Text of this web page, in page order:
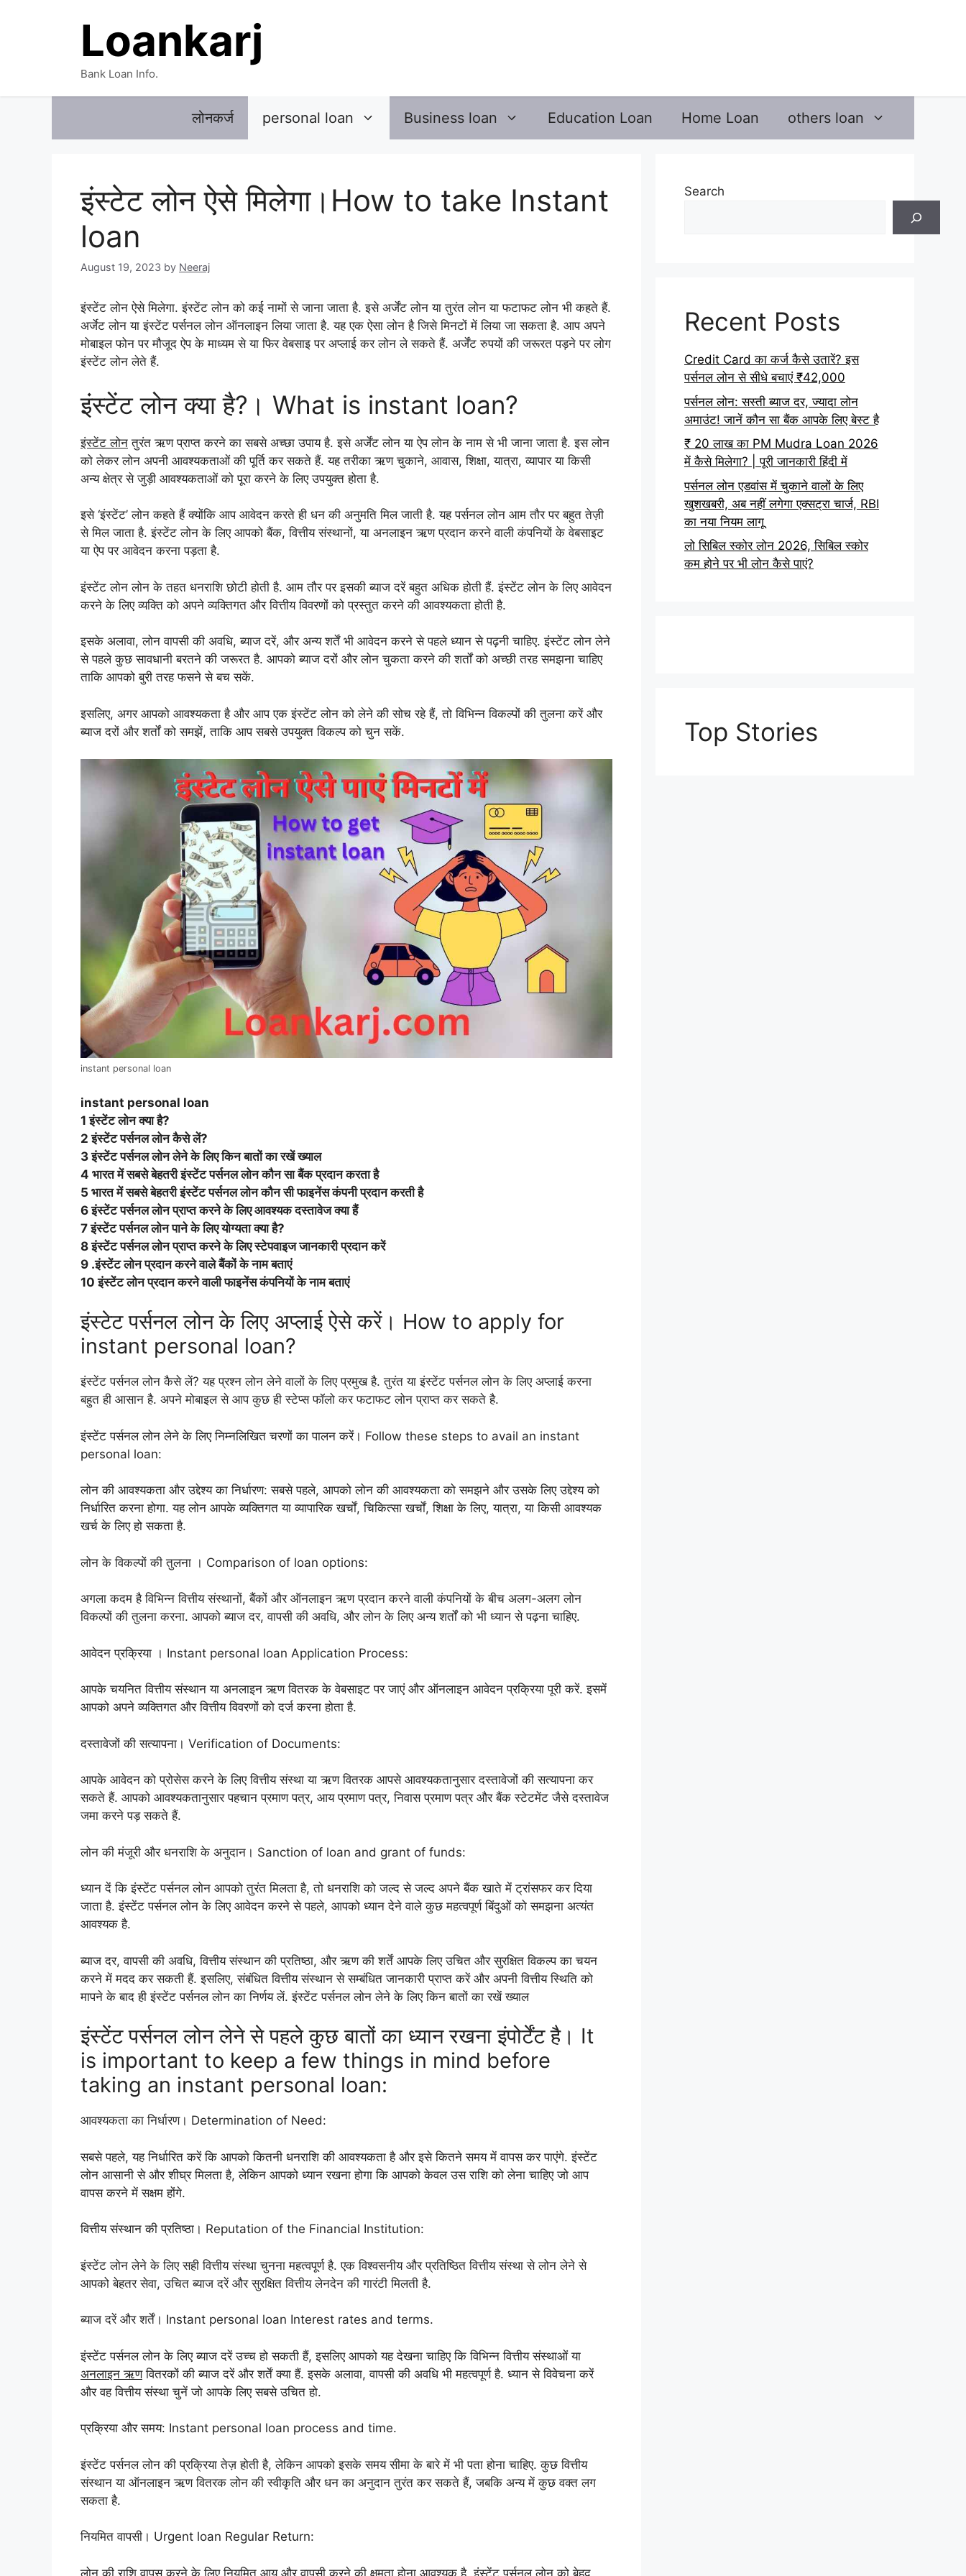
Loankarj
Bank Loan Info.
लोनकर्ज personal loan Business loan Education Loan Home Loan others loan
इंस्टेट लोन ऐसे मिलेगा।How to take Instant
loan
August 19, 2023 by Neeraj
इंस्टेंट लोन ऐसे मिलेगा. इंस्टेंट लोन को कई नामों से जाना जाता है. इसे अर्जेंट लोन या तुरंत लोन या फटाफट लोन भी कहते हैं.
अर्जेट लोन या इंस्टेंट पर्सनल लोन ऑनलाइन लिया जाता है. यह एक ऐसा लोन है जिसे मिनटों में लिया जा सकता है. आप अपने
मोबाइल फोन पर मौजूद ऐप के माध्यम से या फिर वेबसाइ पर अप्लाई कर लोन ले सकते हैं. अर्जेंट रुपयों की जरूरत पड़ने पर लोग
इंस्टेंट लोन लेते हैं.
इंस्टेंट लोन क्या है?। What is instant loan?
इंस्टेंट लोन तुरंत ऋण प्राप्त करने का सबसे अच्छा उपाय है. इसे अर्जेंट लोन या ऐप लोन के नाम से भी जाना जाता है. इस लोन
को लेकर लोन अपनी आवश्यकताओं की पूर्ति कर सकते हैं. यह तरीका ऋण चुकाने, आवास, शिक्षा, यात्रा, व्यापार या किसी
अन्य क्षेत्र से जुड़ी आवश्यकताओं को पूरा करने के लिए उपयुक्त होता है.
इसे ‘इंस्टेंट’ लोन कहते हैं क्योंकि आप आवेदन करते ही धन की अनुमति मिल जाती है. यह पर्सनल लोन आम तौर पर बहुत तेज़ी
से मिल जाता है. इंस्टेंट लोन के लिए आपको बैंक, वित्तीय संस्थानों, या अनलाइन ऋण प्रदान करने वाली कंपनियों के वेबसाइट
या ऐप पर आवेदन करना पड़ता है.
इंस्टेंट लोन लोन के तहत धनराशि छोटी होती है. आम तौर पर इसकी ब्याज दरें बहुत अधिक होती हैं. इंस्टेंट लोन के लिए आवेदन
करने के लिए व्यक्ति को अपने व्यक्तिगत और वित्तीय विवरणों को प्रस्तुत करने की आवश्यकता होती है.
इसके अलावा, लोन वापसी की अवधि, ब्याज दरें, और अन्य शर्तें भी आवेदन करने से पहले ध्यान से पढ़नी चाहिए. इंस्टेंट लोन लेने
से पहले कुछ सावधानी बरतने की जरूरत है. आपको ब्याज दरों और लोन चुकता करने की शर्तों को अच्छी तरह समझना चाहिए
ताकि आपको बुरी तरह फसने से बच सकें.
इसलिए, अगर आपको आवश्यकता है और आप एक इंस्टेंट लोन को लेने की सोच रहे हैं, तो विभिन्न विकल्पों की तुलना करें और
ब्याज दरों और शर्तों को समझें, ताकि आप सबसे उपयुक्त विकल्प को चुन सकें.
instant personal loan
instant personal loan
1 इंस्टेंट लोन क्या है?
2 इंस्टेंट पर्सनल लोन कैसे लें?
3 इंस्टेंट पर्सनल लोन लेने के लिए किन बातों का रखें ख्याल
4 भारत में सबसे बेहतरी इंस्टेंट पर्सनल लोन कौन सा बैंक प्रदान करता है
5 भारत में सबसे बेहतरी इंस्टेंट पर्सनल लोन कौन सी फाइनेंस कंपनी प्रदान करती है
6 इंस्टेंट पर्सनल लोन प्राप्त करने के लिए आवश्यक दस्तावेज क्या हैं
7 इंस्टेंट पर्सनल लोन पाने के लिए योग्यता क्या है?
8 इंस्टेंट पर्सनल लोन प्राप्त करने के लिए स्टेपवाइज जानकारी प्रदान करें
9 .इंस्टेंट लोन प्रदान करने वाले बैंकों के नाम बताएं
10 इंस्टेंट लोन प्रदान करने वाली फाइनेंस कंपनियों के नाम बताएं
इंस्टेट पर्सनल लोन के लिए अप्लाई ऐसे करें। How to apply for
instant personal loan?
इंस्टेंट पर्सनल लोन कैसे लें? यह प्रश्न लोन लेने वालों के लिए प्रमुख है. तुरंत या इंस्टेंट पर्सनल लोन के लिए अप्लाई करना
बहुत ही आसान है. अपने मोबाइल से आप कुछ ही स्टेप्स फॉलो कर फटाफट लोन प्राप्त कर सकते है.
इंस्टेंट पर्सनल लोन लेने के लिए निम्नलिखित चरणों का पालन करें। Follow these steps to avail an instant
personal loan:
लोन की आवश्यकता और उद्देश्य का निर्धारण: सबसे पहले, आपको लोन की आवश्यकता को समझने और उसके लिए उद्देश्य को
निर्धारित करना होगा. यह लोन आपके व्यक्तिगत या व्यापारिक खर्चों, चिकित्सा खर्चों, शिक्षा के लिए, यात्रा, या किसी आवश्यक
खर्च के लिए हो सकता है.
लोन के विकल्पों की तुलना । Comparison of loan options:
अगला कदम है विभिन्न वित्तीय संस्थानों, बैंकों और ऑनलाइन ऋण प्रदान करने वाली कंपनियों के बीच अलग-अलग लोन
विकल्पों की तुलना करना. आपको ब्याज दर, वापसी की अवधि, और लोन के लिए अन्य शर्तों को भी ध्यान से पढ़ना चाहिए.
आवेदन प्रक्रिया । Instant personal loan Application Process:
आपके चयनित वित्तीय संस्थान या अनलाइन ऋण वितरक के वेबसाइट पर जाएं और ऑनलाइन आवेदन प्रक्रिया पूरी करें. इसमें
आपको अपने व्यक्तिगत और वित्तीय विवरणों को दर्ज करना होता है.
दस्तावेजों की सत्यापना। Verification of Documents:
आपके आवेदन को प्रोसेस करने के लिए वित्तीय संस्था या ऋण वितरक आपसे आवश्यकतानुसार दस्तावेजों की सत्यापना कर
सकते हैं. आपको आवश्यकतानुसार पहचान प्रमाण पत्र, आय प्रमाण पत्र, निवास प्रमाण पत्र और बैंक स्टेटमेंट जैसे दस्तावेज
जमा करने पड़ सकते हैं.
लोन की मंजूरी और धनराशि के अनुदान। Sanction of loan and grant of funds:
ध्यान दें कि इंस्टेंट पर्सनल लोन आपको तुरंत मिलता है, तो धनराशि को जल्द से जल्द अपने बैंक खाते में ट्रांसफर कर दिया
जाता है. इंस्टेंट पर्सनल लोन के लिए आवेदन करने से पहले, आपको ध्यान देने वाले कुछ महत्वपूर्ण बिंदुओं को समझना अत्यंत
आवश्यक है.
ब्याज दर, वापसी की अवधि, वित्तीय संस्थान की प्रतिष्ठा, और ऋण की शर्तें आपके लिए उचित और सुरक्षित विकल्प का चयन
करने में मदद कर सकती हैं. इसलिए, संबंधित वित्तीय संस्थान से सम्बंधित जानकारी प्राप्त करें और अपनी वित्तीय स्थिति को
मापने के बाद ही इंस्टेंट पर्सनल लोन का निर्णय लें. इंस्टेंट पर्सनल लोन लेने के लिए किन बातों का रखें ख्याल
इंस्टेंट पर्सनल लोन लेने से पहले कुछ बातों का ध्यान रखना इंपोर्टेंट है। It
is important to keep a few things in mind before
taking an instant personal loan:
आवश्यकता का निर्धारण। Determination of Need:
सबसे पहले, यह निर्धारित करें कि आपको कितनी धनराशि की आवश्यकता है और इसे कितने समय में वापस कर पाएंगे. इंस्टेंट
लोन आसानी से और शीघ्र मिलता है, लेकिन आपको ध्यान रखना होगा कि आपको केवल उस राशि को लेना चाहिए जो आप
वापस करने में सक्षम होंगे.
वित्तीय संस्थान की प्रतिष्ठा। Reputation of the Financial Institution:
इंस्टेंट लोन लेने के लिए सही वित्तीय संस्था चुनना महत्वपूर्ण है. एक विश्वसनीय और प्रतिष्ठित वित्तीय संस्था से लोन लेने से
आपको बेहतर सेवा, उचित ब्याज दरें और सुरक्षित वित्तीय लेनदेन की गारंटी मिलती है.
ब्याज दरें और शर्तें। Instant personal loan Interest rates and terms.
इंस्टेंट पर्सनल लोन के लिए ब्याज दरें उच्च हो सकती हैं, इसलिए आपको यह देखना चाहिए कि विभिन्न वित्तीय संस्थाओं या
अनलाइन ऋणवितरकों की ब्याज दरें और शर्तें क्या हैं. इसके अलावा, वापसी की अवधि भी महत्वपूर्ण है. ध्यान से विवेचना करें
और वह वित्तीय संस्था चुनें जो आपके लिए सबसे उचित हो.
प्रक्रिया और समय: Instant personal loan process and time.
इंस्टेंट पर्सनल लोन की प्रक्रिया तेज़ होती है, लेकिन आपको इसके समय सीमा के बारे में भी पता होना चाहिए. कुछ वित्तीय
संस्थान या ऑनलाइन ऋण वितरक लोन की स्वीकृति और धन का अनुदान तुरंत कर सकते हैं, जबकि अन्य में कुछ वक्त लग
सकता है.
नियमित वापसी। Urgent loan Regular Return:
लोन की राशि वापस करने के लिए नियमित आय और वापसी करने की क्षमता होना आवश्यक है. इंस्टेंट पर्सनल लोन को बेहद
Search
Recent Posts
Credit Card का कर्ज कैसे उतारें? इस
पर्सनल लोन से सीधे बचाएं ₹42,000
पर्सनल लोन: सस्ती ब्याज दर, ज्यादा लोन
अमाउंट! जानें कौन सा बैंक आपके लिए बेस्ट है
₹ 20 लाख का PM Mudra Loan 2026
में कैसे मिलेगा? | पूरी जानकारी हिंदी में
पर्सनल लोन एडवांस में चुकाने वालों के लिए
खुशखबरी, अब नहीं लगेगा एक्सट्रा चार्ज, RBI
का नया नियम लागू
लो सिबिल स्कोर लोन 2026, सिबिल स्कोर
कम होने पर भी लोन कैसे पाएं?
Top Stories